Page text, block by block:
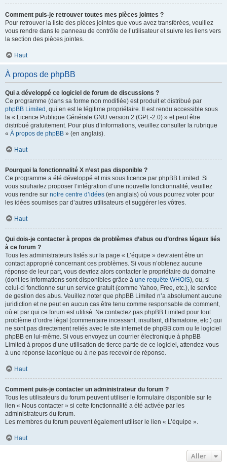
Comment puis-je retrouver toutes mes pièces jointes ?
Pour retrouver la liste des pièces jointes que vous avez transférées, veuillez
vous rendre dans le panneau de contrôle de l’utilisateur et suivre les liens vers
la section des pièces jointes.
Haut
À propos de phpBB
Qui a développé ce logiciel de forum de discussions ?
Ce programme (dans sa forme non modifiée) est produit et distribué par
phpBB Limited , qui en est le légitime propriétaire. Il est rendu accessible sous
la « Licence Publique Générale GNU version 2 (GPL-2.0) » et peut être
distribué gratuitement. Pour plus d’informations, veuillez consulter la rubrique
« À propos de phpBB » (en anglais).
Haut
Pourquoi la fonctionnalité X n’est pas disponible ?
Ce programme a été développé et mis sous licence par phpBB Limited. Si
vous souhaitez proposer l’intégration d’une nouvelle fonctionnalité, veuillez
vous rendre sur notre centre d’idées (en anglais) où vous pourrez voter pour
les idées soumises par d’autres utilisateurs et suggérer les vôtres.
Haut
Qui dois-je contacter à propos de problèmes d’abus ou d’ordres légaux liés
à ce forum ?
Tous les administrateurs listés sur la page « L’équipe » devraient être un
contact approprié concernant ces problèmes. Si vous n’obtenez aucune
réponse de leur part, vous devriez alors contacter le propriétaire du domaine
(dont les informations sont disponibles grâce à une requête WHOIS), ou, si
celui-ci fonctionne sur un service gratuit (comme Yahoo, Free, etc.), le service
de gestion des abus. Veuillez noter que phpBB Limited n’a absolument aucune
juridiction et ne peut en aucun cas être tenu comme responsable de comment,
où et par qui ce forum est utilisé. Ne contactez pas phpBB Limited pour tout
problème d’ordre légal (commentaire incessant, insultant, diffamatoire, etc.) qui
ne sont pas directement reliés avec le site internet de phpBB.com ou le logiciel
phpBB en lui-même. Si vous envoyez un courrier électronique à phpBB
Limited à propos d’une utilisation de tierce partie de ce logiciel, attendez-vous
à une réponse laconique ou à ne pas recevoir de réponse.
Haut
Comment puis-je contacter un administrateur du forum ?
Tous les utilisateurs du forum peuvent utiliser le formulaire disponible sur le
lien « Nous contacter » si cette fonctionnalité a été activée par les
administrateurs du forum.
Les membres du forum peuvent également utiliser le lien « L’équipe ».
Haut
Aller